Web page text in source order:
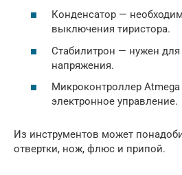
Конденсатор —
выключения тиристора.
Стабилитрон — нужен для
напряжения.
Микроконтроллер
электронное управление.
Из инструментов может
отвертки, нож, флюс и припой.